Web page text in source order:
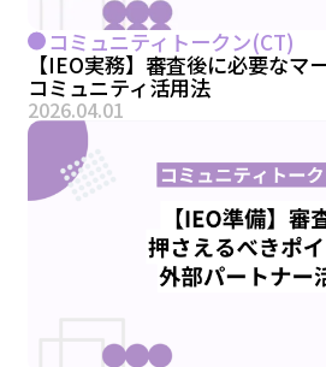
コミュニティトークン(CT)
【IEO実務】審査後に必要なマ
コミュニティ活用法
2026.04.01